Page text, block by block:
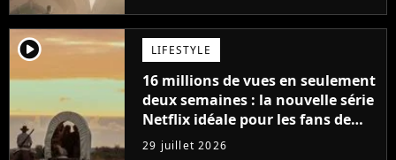
player2 LIFESTYLE
16 millions de vues en seulement
deux semaines : la nouvelle série
Netflix idéale pour les fans de
Yellowstone
29 juillet 2026